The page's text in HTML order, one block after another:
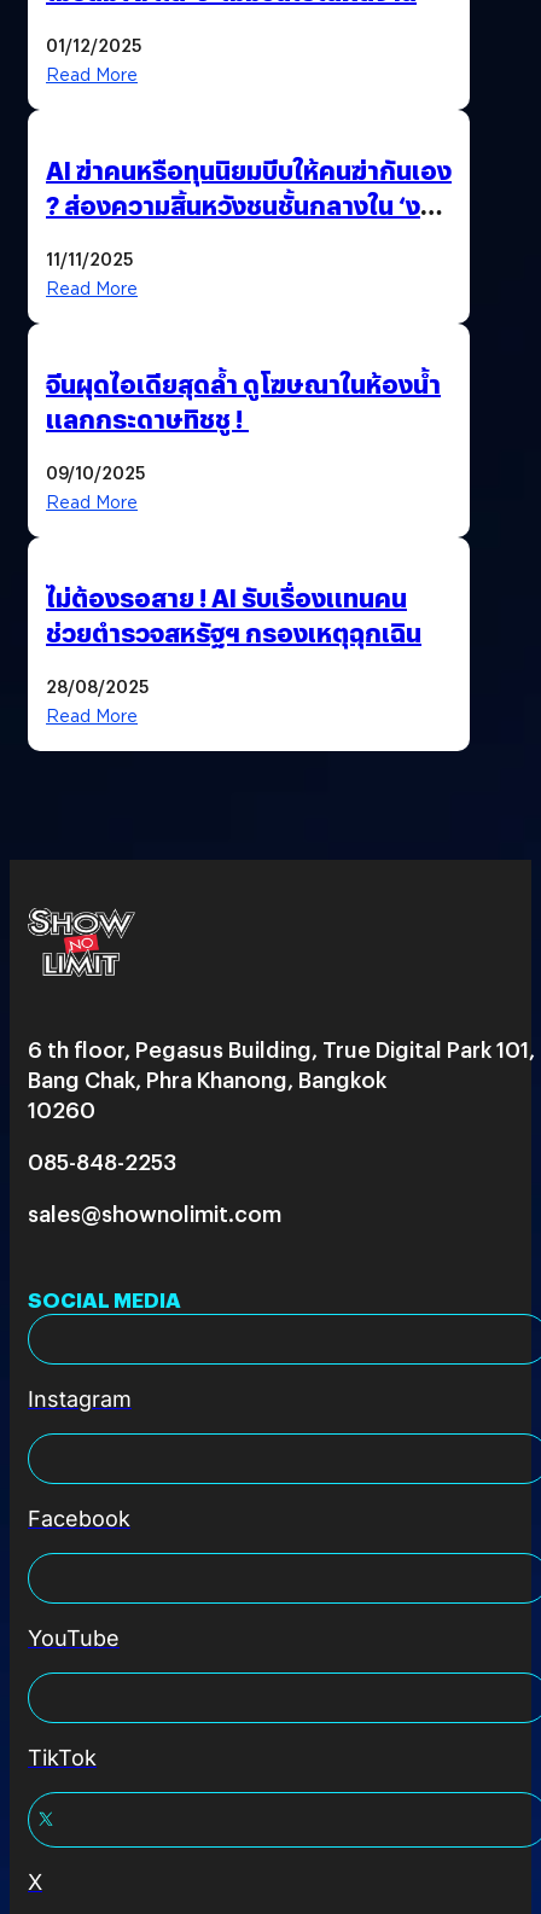
01/12/2025
Read More
AI ฆ่าคนหรือทุนนิยมบีบให้คนฆ่ากันเอง
? ส่องความสิ้นหวังชนชั้นกลางใน ‘งาน
11/11/2025
Read More
จีนผุดไอเดียสุดล้ำ ดูโฆษณาในห้องน้ำ
แลกกระดาษทิชชู !
09/10/2025
Read More
ไม่ต้องรอสาย ! AI รับเรื่องแทนคน
ช่วยตำรวจสหรัฐฯ กรองเหตุฉุกเฉิน
28/08/2025
Read More
6 th floor, Pegasus Building, True Digital Park 101,
Bang Chak, Phra Khanong, Bangkok
10260
085-848-2253
sales@shownolimit.com
SOCIAL MEDIA
Instagram
Facebook
YouTube
TikTok
X